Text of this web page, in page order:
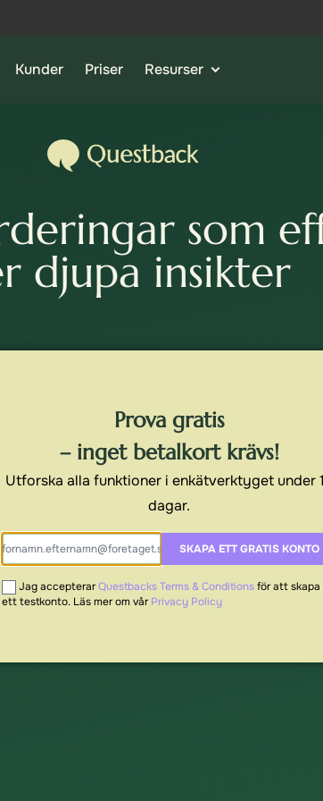
Kunder Priser Resurser
som
djupa insikter
Prova gratis
– inget betalkort krävs!
Utforska alla funktioner i enkätverktyget under
dagar.
SKAPA ETT GRATIS KONTO
Jag accepterarQuestbacks Terms & Conditionsför att skapa
ett testkonto. Läs mer om vårPrivacy Policy